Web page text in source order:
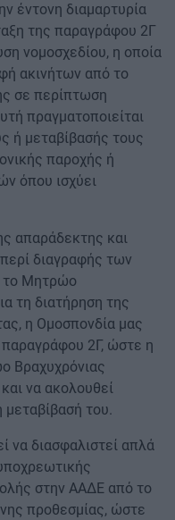
έντονη διαμαρτυρία
της παραγράφου 2Γ
νομοσχεδίου, η οποία
ακινήτων από το
σε περίπτωση
πραγματοποιείται
ή μεταβίβασής τους
παροχής ή
όπου ισχύει
απαράδεκτης και
διαγραφής των
το Μητρώο
τη διατήρηση της
η Ομοσπονδία μας
παραγράφου 2Γ, ώστε η
Βραχυχρόνιας
να ακολουθεί
μεταβίβασή του.
να διασφαλιστεί απλά
στην ΑΑΔΕ από το
προθεσμίας, ώστε